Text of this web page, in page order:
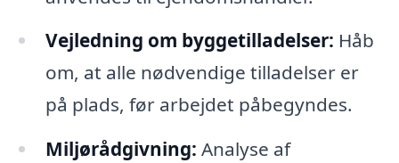
Vejledning om byggetilladelser: Håb
om, at alle nødvendige tilladelser er
på plads, før arbejdet påbegyndes.
Miljørådgivning: Analyse af